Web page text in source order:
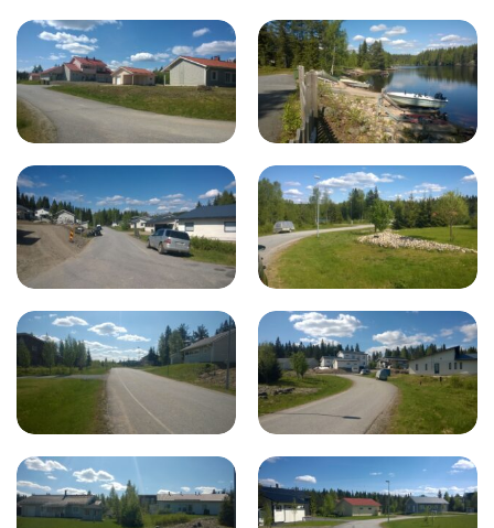
Härkökiven asuinalue
Härkökivenkatu
Härkökiven asuinalue
Uuhikuja, veneluiska
Härkökiven asuinalue
Uuhikuja
Härkökiven asuinalue
Uuhikuja, veneluiska
Härkökiven asuinalue
Lammashaankatu
Härkökiven asuinalue
Pässinpolku
Härkökiven asuinalue
Lammashaankatu
Pässinpolku